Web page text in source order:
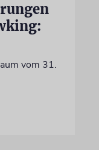
vom 31.